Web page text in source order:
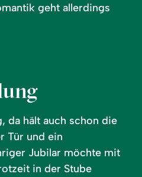
geht allerdings
da hält auch schon die
Tür und ein
Jubilar möchte mit
in der Stube